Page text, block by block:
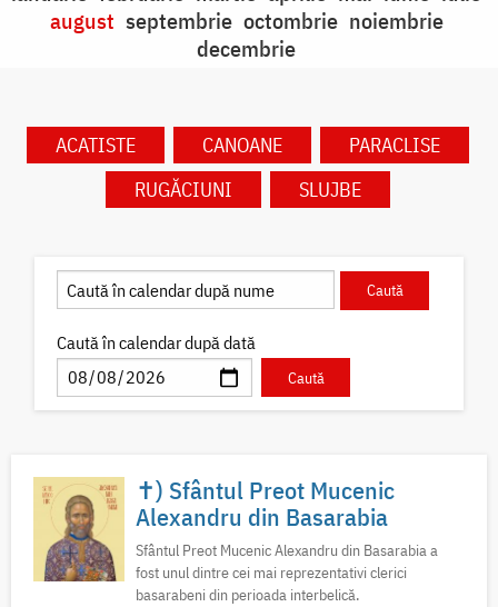
august septembrie octombrie noiembrie
decembrie
ACATISTE CANOANE
PARACLISE
RUGĂCIUNI
SLUJBE
Caută în calendar după dată
✝) Sfântul Preot Mucenic
Alexandru din Basarabia
Sfântul Preot Mucenic Alexandru din Basarabia a
fost unul dintre cei mai reprezentativi clerici
basarabeni din perioada interbelică.